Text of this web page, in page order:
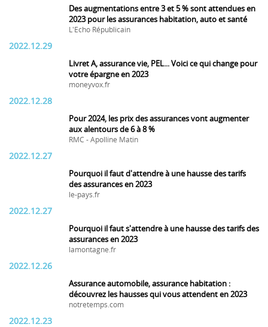
Des augmentations entre 3 et 5 % sont attendues en
2023 pour les assurances habitation, auto et santé
L'Echo Républicain
2022.12.29
Livret A, assurance vie, PEL... Voici ce qui change pour
votre épargne en 2023
moneyvox.fr
2022.12.28
Pour 2024, les prix des assurances vont augmenter
aux alentours de 6 à 8 %
RMC - Apolline Matin
2022.12.27
Pourquoi il faut d'attendre à une hausse des tarifs
des assurances en 2023
le-pays.fr
2022.12.27
Pourquoi il faut s'attendre à une hausse des tarifs des
assurances en 2023
lamontagne.fr
2022.12.26
Assurance automobile, assurance habitation :
découvrez les hausses qui vous attendent en 2023
notretemps.com
2022.12.23